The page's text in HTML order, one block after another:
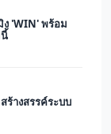
ง 'WIN' พร้อม
ร้างสรรค์ระบบ